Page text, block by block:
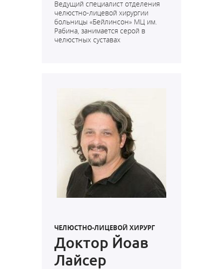
Ведущий специалист отделения
челюстно-лицевой хирургии
больницы «Бейлинсон» МЦ им.
Рабина, занимается серой в
челюстных суставах
ЧЕЛЮСТНО-ЛИЦЕВОЙ ХИРУРГ
Доктор Йоав
Лайсер